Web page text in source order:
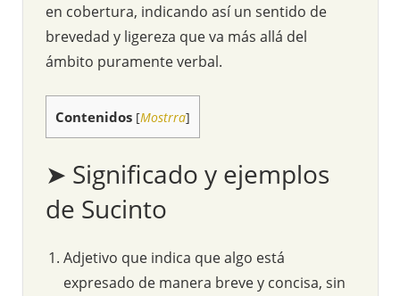
en cobertura, indicando así un sentido de
brevedad y ligereza que va más allá del
ámbito puramente verbal.
Contenidos [Mostrra]
➤ Significado y ejemplos
de Sucinto
Adjetivo que indica que algo está
expresado de manera breve y concisa, sin